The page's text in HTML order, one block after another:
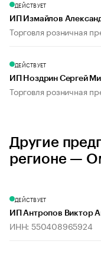
ДЕЙСТВУЕТ
ИП Измайлов
Торговля розничная
ДЕЙСТВУЕТ
ИП Ноздрин Сергей
Торговля розничная
Другие
регионе —
ДЕЙСТВУЕТ
ИП Антропов Виктор
ИНН: 550408965924